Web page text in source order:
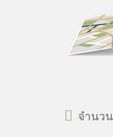
จำนว